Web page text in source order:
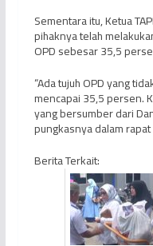
Sementara itu, Ketua
pihaknya telah
OPD sebesar 35,5
“Ada tujuh OPD yang
mencapai 35,5 persen.
yang bersumber dari
pungkasnya dalam rapat
Berita Terkait: